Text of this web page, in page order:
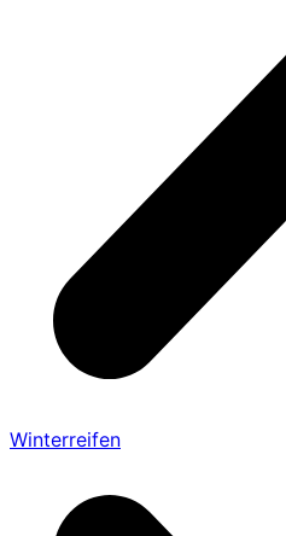
Winterreifen